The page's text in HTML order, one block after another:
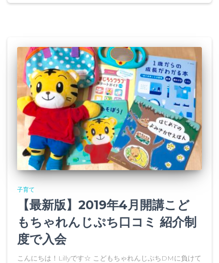
子育て
【最新版】2019年4月開講こど
もちゃれんじぷち口コミ 紹介制
度で入会
こんにちは！Lillyです☆ こどもちゃれんじぷちDMに負けて